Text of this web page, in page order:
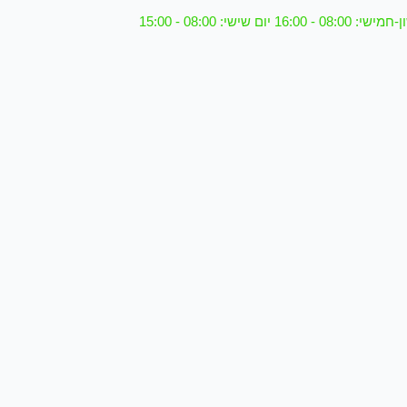
- 16:00 יום שישי: 08:00 - 15:00